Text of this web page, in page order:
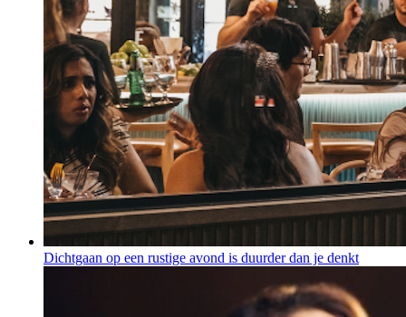
Dichtgaan op een rustige avond is duurder dan je denkt